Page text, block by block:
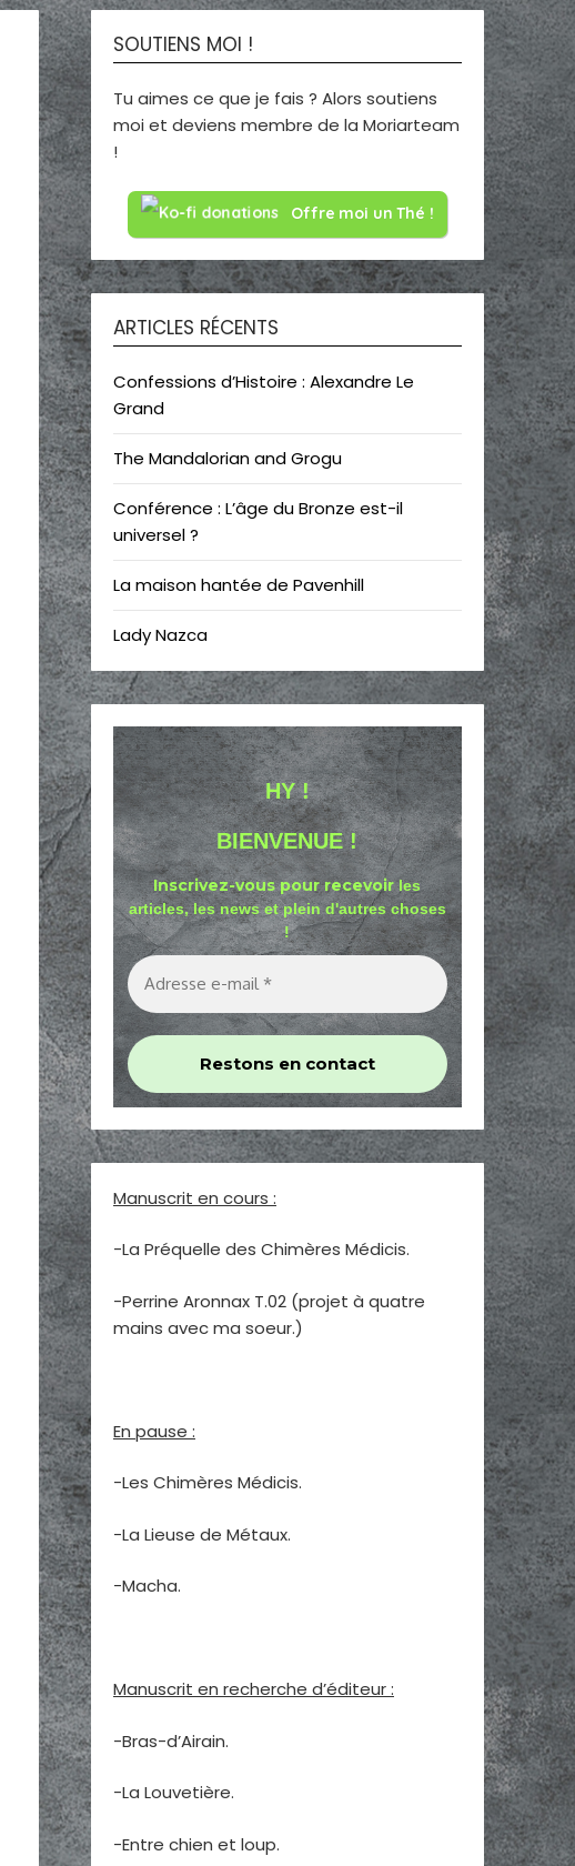
SOUTIENS MOI !
Tu aimes ce que je fais ? Alors soutiens
moi et deviens membre de la Moriarteam
!
Offre moi un Thé !
ARTICLES RÉCENTS
Confessions d’Histoire : Alexandre Le
Grand
The Mandalorian and Grogu
Conférence : L’âge du Bronze est-il
universel ?
La maison hantée de Pavenhill
Lady Nazca
HY !
BIENVENUE !
Inscrivez-vous pour recevoirles
articles, les news et plein d'autres choses
!
Manuscrit en cours :
-La Préquelle des Chimères Médicis.
-Perrine Aronnax T.02 (projet à quatre
mains avec ma soeur.)
En pause :
-Les Chimères Médicis.
-La Lieuse de Métaux.
-Macha.
Manuscrit en recherche d’éditeur :
-Bras-d’Airain.
-La Louvetière.
-Entre chien et loup.